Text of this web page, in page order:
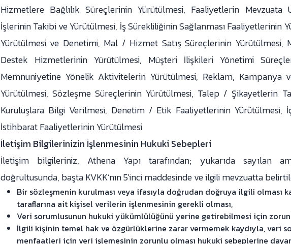
Hizmetlere Bağlılık Süreçlerinin Yürütülmesi, Faaliyetlerin Mevzuata
İşlerinin Takibi ve Yürütülmesi, İş Sürekliliğinin Sağlanması Faaliyetlerinin
Yürütülmesi ve Denetimi, Mal / Hizmet Satış Süreçlerinin Yürütülmesi,
Destek Hizmetlerinin Yürütülmesi, Müşteri İlişkileri Yönetimi
Memnuniyetine Yönelik Aktivitelerin Yürütülmesi, Reklam, Kampanya
Yürütülmesi, Sözleşme Süreçlerinin Yürütülmesi, Talep / Şikayetlerin
Kuruluşlara Bilgi Verilmesi, Denetim / Etik Faaliyetlerinin
İstihbarat Faaliyetlerinin Yürütülmesi
İletişim Bilgilerinizin İşlenmesinin Hukuki Sebepleri
İletişim bilgileriniz, Athena Yapı tarafından; yukarıda sayılan
doğrultusunda, başta KVKK’nın 5’inci maddesinde ve ilgili mevzuatta
Bir sözleşmenin kurulması veya ifasıyla doğrudan doğruya ilgili olması
taraflarına ait kişisel verilerin işlenmesinin gerekli olması,
Veri sorumlusunun hukuki yükümlülüğünü yerine getirebilmesi için
İlgili kişinin temel hak ve özgürlüklerine zarar vermemek kaydıyla, veri
menfaatleri için veri işlemesinin zorunlu olması hukuki sebeplerine